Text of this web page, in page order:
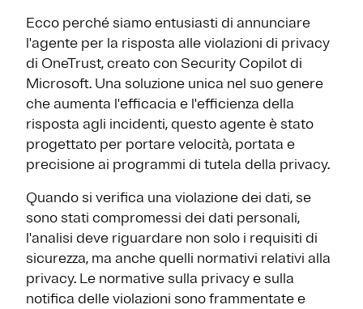
Ecco perché siamo entusiasti di annunciare
l'agente per la risposta alle violazioni di privacy
di OneTrust, creato con Security Copilot di
Microsoft. Una soluzione unica nel suo genere
che aumenta l'efficacia e l'efficienza della
risposta agli incidenti, questo agente è stato
progettato per portare velocità, portata e
precisione ai programmi di tutela della privacy.
Quando si verifica una violazione dei dati, se
sono stati compromessi dei dati personali,
l'analisi deve riguardare non solo i requisiti di
sicurezza, ma anche quelli normativi relativi alla
privacy. Le normative sulla privacy e sulla
notifica delle violazioni sono frammentate e